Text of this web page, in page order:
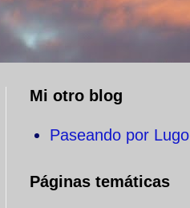
Mi otro blog
Paseando por Lugo
Páginas temáticas